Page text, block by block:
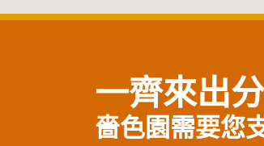
可頤耆英鄰舍中心
可富耆英鄰舍中心
一齊來出
嗇色園需要您